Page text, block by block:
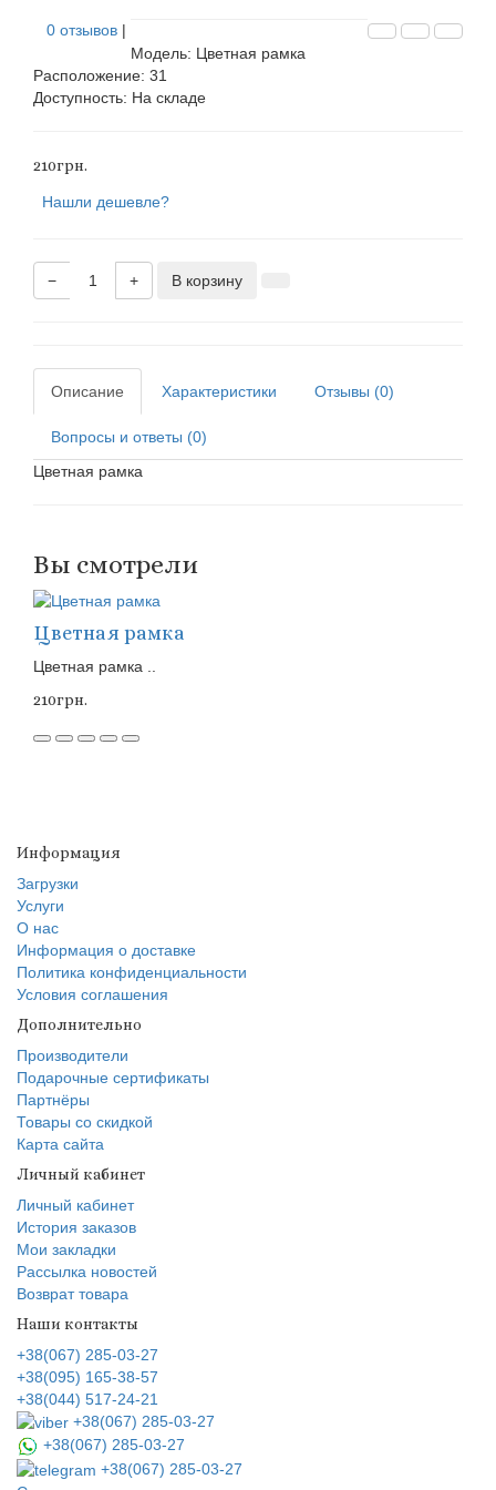
0 отзывов |
Модель: Цветная рамка
Расположение: 31
Доступность: На складе
210грн.
Нашли дешевле?
− + В корзину
Описание Характеристики Отзывы (0)
Вопросы и ответы (0)
Цветная рамка
Вы смотрели
Цветная рамка
Цветная рамка ..
210грн.
Информация
Загрузки
Услуги
О нас
Информация о доставке
Политика конфиденциальности
Условия соглашения
Дополнительно
Производители
Подарочные сертификаты
Партнёры
Товары со скидкой
Карта сайта
Личный кабинет
Личный кабинет
История заказов
Мои закладки
Рассылка новостей
Возврат товара
Наши контакты
+38(067) 285-03-27
+38(095) 165-38-57
+38(044) 517-24-21
+38(067) 285-03-27
+38(067) 285-03-27
+38(067) 285-03-27